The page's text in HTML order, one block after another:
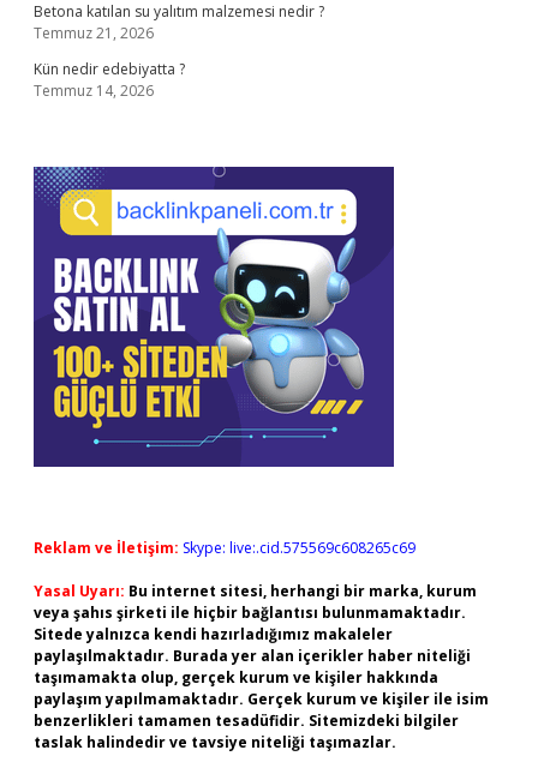
Betona katılan su yalıtım malzemesi nedir ?
Temmuz 21, 2026
Kün nedir edebiyatta ?
Temmuz 14, 2026
Reklam ve İletişim: Skype: live:.cid.575569c608265c69
Yasal Uyarı: Bu internet sitesi, herhangi bir marka, kurum
veya şahıs şirketi ile hiçbir bağlantısı bulunmamaktadır.
Sitede yalnızca kendi hazırladığımız makaleler
paylaşılmaktadır. Burada yer alan içerikler haber niteliği
taşımamakta olup, gerçek kurum ve kişiler hakkında
paylaşım yapılmamaktadır. Gerçek kurum ve kişiler ile isim
benzerlikleri tamamen tesadüfidir. Sitemizdeki bilgiler
taslak halindedir ve tavsiye niteliği taşımazlar.